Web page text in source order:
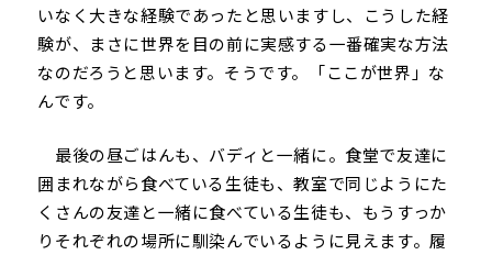
いなく大きな経験であったと思いますし、こうした経
験が、まさに世界を目の前に実感する一番確実な方法
なのだろうと思います。そうです。「ここが世界」な
んです。
最後の昼ごはんも、バディと一緒に。食堂で友達に
囲まれながら食べている生徒も、教室で同じようにた
くさんの友達と一緒に食べている生徒も、もうすっか
りそれぞれの場所に馴染んでいるように見えます。履